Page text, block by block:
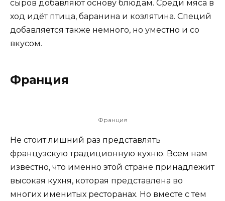
сыров добавляют основу блюдам. Среди мяса в
ход идёт птица, баранина и козлятина. Специй
добавляется также немного, но уместно и со
вкусом.
Франция
Франция
Не стоит лишний раз представлять
французскую традиционную кухню. Всем нам
известно, что именно этой стране принадлежит
высокая кухня, которая представлена во
многих именитых ресторанах. Но вместе с тем